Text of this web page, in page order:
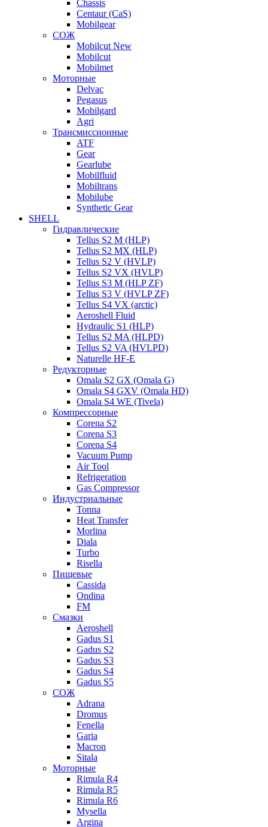
Chassis
Centaur (CaS)
Mobilgear
СОЖ
Mobilcut New
Mobilcut
Mobilmet
Моторные
Delvac
Pegasus
Mobilgard
Agri
Трансмиссионные
ATF
Gear
Gearlube
Mobilfluid
Mobiltrans
Mobilube
Synthetic Gear
SHELL
Гидравлические
Tellus S2 M (HLP)
Tellus S2 MХ (HLP)
Tellus S2 V (HVLP)
Tellus S2 VX (HVLP)
Tellus S3 M (HLP ZF)
Tellus S3 V (HVLP ZF)
Tellus S4 VX (arctic)
Aeroshell Fluid
Hydraulic S1 (HLP)
Tellus S2 MA (HLPD)
Tellus S2 VA (HVLPD)
Naturelle HF-E
Редукторные
Omala S2 GX (Omala G)
Omala S4 GXV (Omala HD)
Omala S4 WE (Tivela)
Компрессорные
Corena S2
Corena S3
Corena S4
Vacuum Pump
Air Tool
Refrigeration
Gas Compressor
Индустриальные
Tonna
Heat Transfer
Morlina
Diala
Turbo
Risella
Пищевые
Cassida
Ondina
FM
Смазки
Aeroshell
Gadus S1
Gadus S2
Gadus S3
Gadus S4
Gadus S5
СОЖ
Adrana
Dromus
Fenella
Garia
Macron
Sitala
Моторные
Rimula R4
Rimula R5
Rimula R6
Mysella
Argina